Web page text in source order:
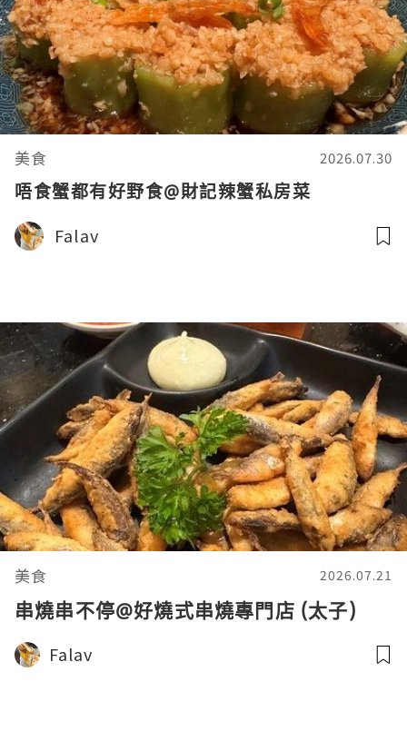
美食 2026.07.30
唔食蟹都有好野食@財記辣蟹私房菜
Falav
美食 2026.07.21
串燒串不停@好燒式串燒專門店 (太子)
Falav